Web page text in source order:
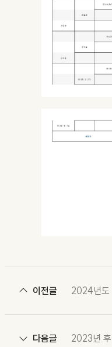
이전글 2024년도
다음글 2023년 후